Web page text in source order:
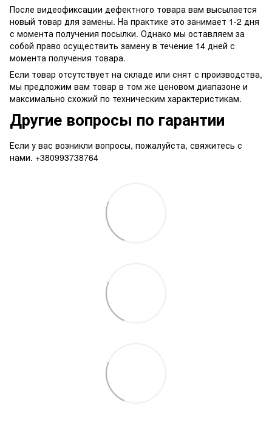
После видеофиксации дефектного товара вам высылается
новый товар для замены. На практике это занимает 1-2 дня
с момента получения посылки. Однако мы оставляем за
собой право осуществить замену в течение 14 дней с
момента получения товара.
Если товар отсутствует на складе или снят с производства,
мы предложим вам товар в том же ценовом диапазоне и
максимально схожий по техническим характеристикам.
Другие вопросы по гарантии
Если у вас возникли вопросы, пожалуйста, свяжитесь с
нами. +380993738764